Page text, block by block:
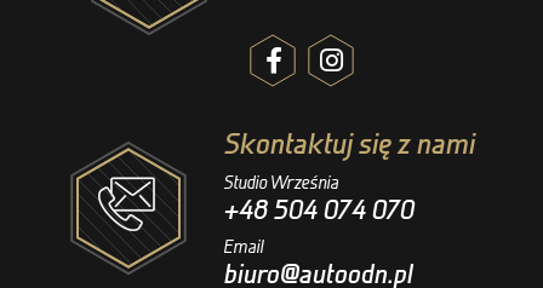
Skontaktuj się z nami
Studio Września
+48 504 074 070
Email
biuro@autoodn.pl